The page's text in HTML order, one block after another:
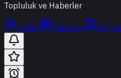
Topluluk ve Haberler
t-Chat Haberler Yazılar